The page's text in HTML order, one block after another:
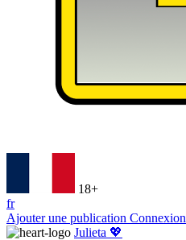
18+
fr
Ajouter une publication Connexion
Julieta 💖